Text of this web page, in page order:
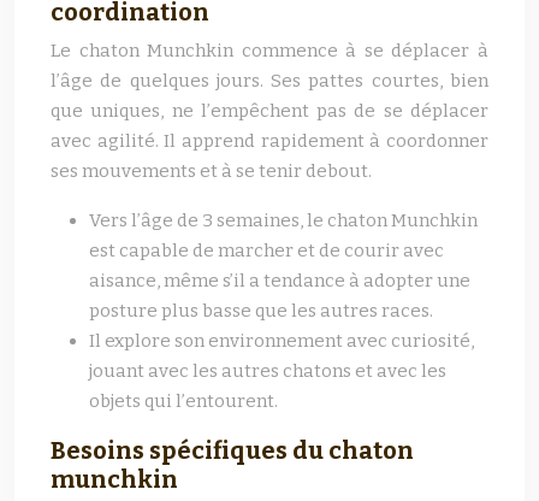
coordination
Le chaton Munchkin commence à se déplacer à
l’âge de quelques jours. Ses pattes courtes, bien
que uniques, ne l’empêchent pas de se déplacer
avec agilité. Il apprend rapidement à coordonner
ses mouvements et à se tenir debout.
Vers l’âge de 3 semaines, le chaton Munchkin
est capable de marcher et de courir avec
aisance, même s’il a tendance à adopter une
posture plus basse que les autres races.
Il explore son environnement avec curiosité,
jouant avec les autres chatons et avec les
objets qui l’entourent.
Besoins spécifiques du chaton
munchkin